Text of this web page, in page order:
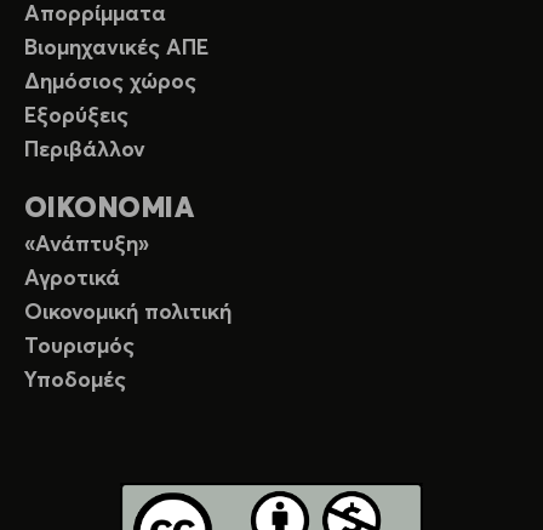
Απορρίμματα
Βιομηχανικές ΑΠΕ
Δημόσιος χώρος
Εξορύξεις
Περιβάλλον
ΟΙΚΟΝΟΜΙΑ
«Ανάπτυξη»
Αγροτικά
Οικονομική πολιτική
Τουρισμός
Υποδομές